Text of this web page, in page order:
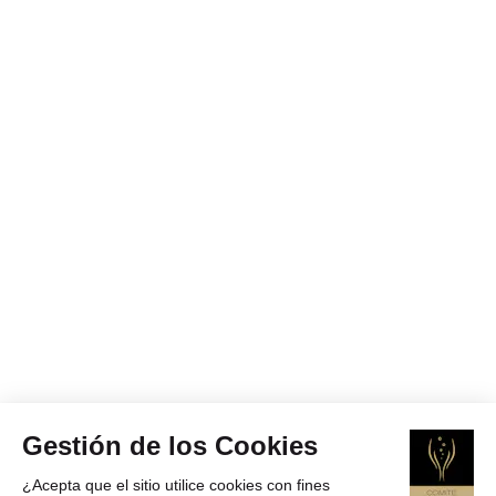
Gestión de los Cookies
¿Acepta que el sitio utilice cookies con fines